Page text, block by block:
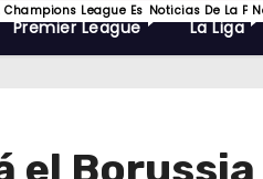
Champions League Es Uno De Los
Premier League
Noticias De La
La Liga
el